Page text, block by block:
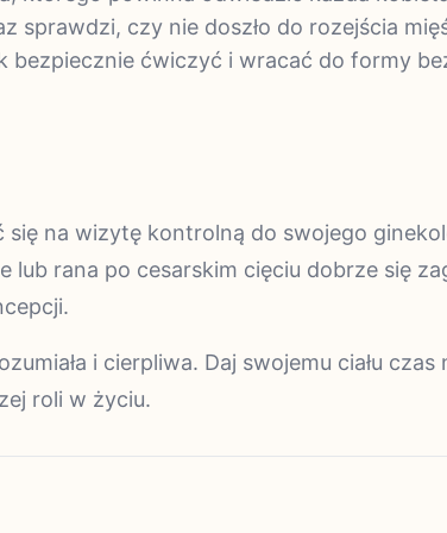
sprawdzi, czy nie doszło do rozejścia
bezpiecznie ćwiczyć i wracać do formy
na wizytę kontrolną do swojego
rana po cesarskim cięciu dobrze się
i cierpliwa. Daj swojemu ciału czas
roli w życiu.